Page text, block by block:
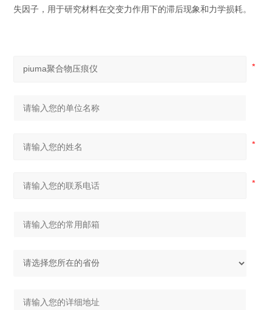
失因子，用于研究材料在交变力作用下的滞后现象和力学损耗。